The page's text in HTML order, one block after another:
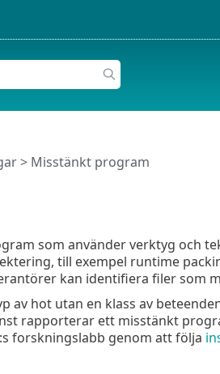
> Misstänkt program
som använder verktyg och
till exempel runtime
kan identifiera filer som
av hot utan en klass av
rapporterar ett misstänkt
forskningslabb genom att följa